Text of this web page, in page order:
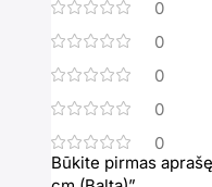
0
0
0
0
0
Būkite pirmas